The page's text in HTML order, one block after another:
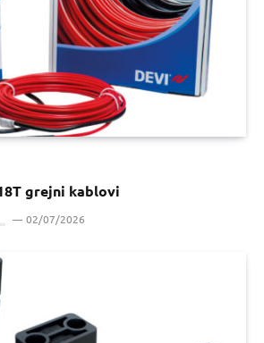
grejni kablovi
02/07/2026